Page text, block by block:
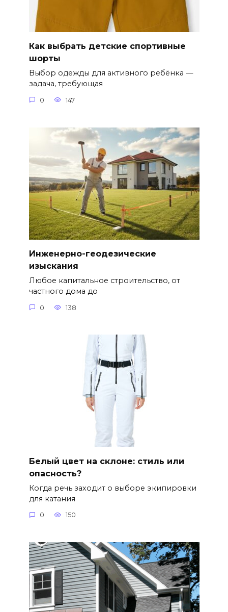
Как выбрать детские спортивные
шорты
Выбор одежды для активного ребёнка —
задача, требующая
0 147
Инженерно-геодезические
изыскания
Любое капитальное строительство, от
частного дома до
0 138
Белый цвет на склоне: стиль или
опасность?
Когда речь заходит о выборе экипировки
для катания
0 150